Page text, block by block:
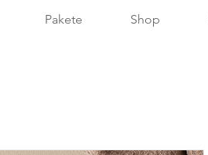
Pakete Shop